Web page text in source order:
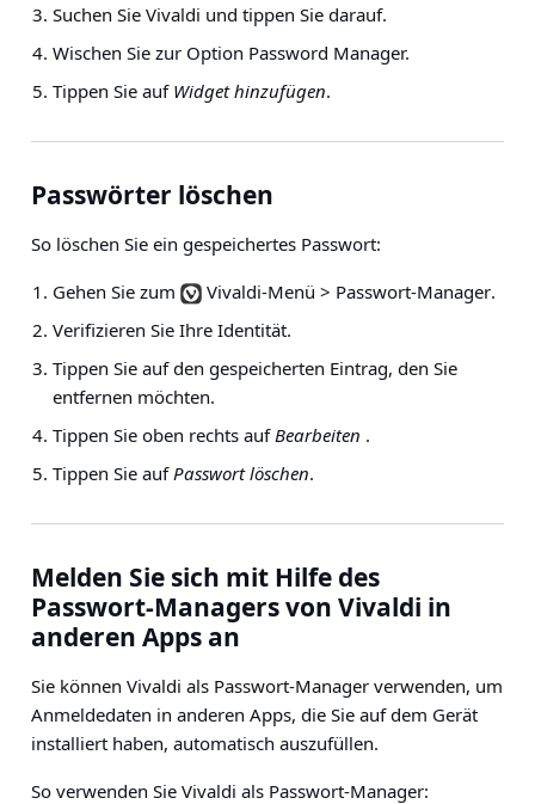
Suchen Sie Vivaldi und tippen Sie darauf.
Wischen Sie zur Option Password Manager.
Tippen Sie auf Widget hinzufügen.
Passwörter löschen
So löschen Sie ein gespeichertes Passwort:
Gehen Sie zum
Vivaldi-Menü > Passwort-Manager.
Verifizieren Sie Ihre Identität.
Tippen Sie auf den gespeicherten Eintrag, den Sie
entfernen möchten.
Tippen Sie oben rechts auf Bearbeiten .
Tippen Sie auf Passwort löschen.
Melden Sie sich mit Hilfe des
Passwort-Managers von Vivaldi in
anderen Apps an
Sie können Vivaldi als Passwort-Manager verwenden, um
Anmeldedaten in anderen Apps, die Sie auf dem Gerät
installiert haben, automatisch auszufüllen.
So verwenden Sie Vivaldi als Passwort-Manager: